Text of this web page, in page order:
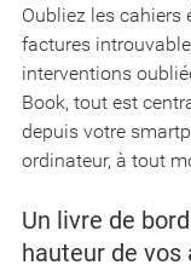
Oubliez les cahiers
factures
interventions
Book, tout est
depuis votre
ordinateur, à tout
Un livre de
hauteur de vos